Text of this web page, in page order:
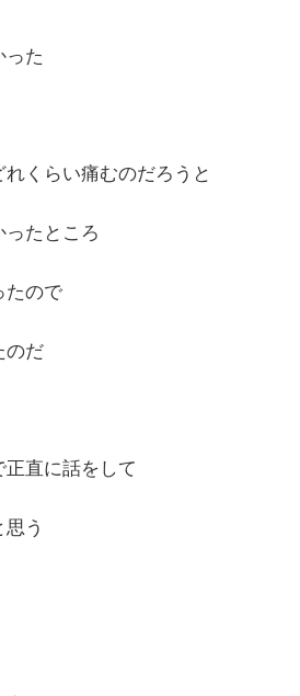
った
くらい痛むのだろうと
たところ
たので
のだ
正直に話をして
う